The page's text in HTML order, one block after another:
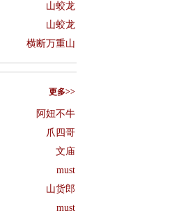
山蛟龙
山蛟龙
横断万重山
更多>>
阿妞不牛
爪四哥
文庙
must
山货郎
must